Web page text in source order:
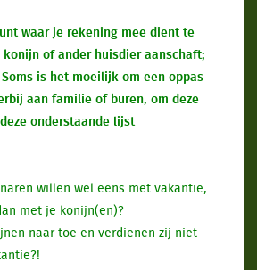
waar je rekening mee dient te
konijn of ander huisdier aanschaft;
is het moeilijk om een oppas
aan familie of buren, om deze
onderstaande lijst
willen wel eens met vakantie,
met je konijn(en)?
naar toe en verdienen zij niet